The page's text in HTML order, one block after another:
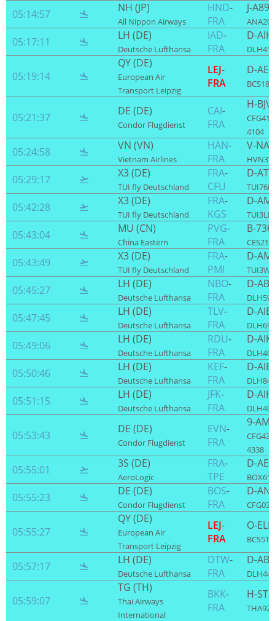
05:14:57  NH (JP)
All Nippon Airways
HND-
FRA
J-
05:17:11  LH (DE)
Deutsche Lufthansa
IAD-
FRA
D-
05:19:14 
QY (DE)
European Air
Transport Leipzig
LEJ-
FRA
D-
05:21:37  DE (DE)
Condor Flugdienst
CAI-
FRA
H-
4104
05:24:58  VN (VN)
Vietnam Airlines
HAN-
FRA
V-
HVN37
05:29:17  X3 (DE)
TUI fly Deutschland
FRA-
CFU
D-
05:42:28  X3 (DE)
TUI fly Deutschland
FRA-
KGS
D-
05:43:04  MU (CN)
China Eastern
PVG-
FRA
B-
05:43:49  X3 (DE)
TUI fly Deutschland
FRA-
PMI
D-
05:45:27  LH (DE)
Deutsche Lufthansa
NBO-
FRA
D-
05:47:45  LH (DE)
Deutsche Lufthansa
TLV-
FRA
D-
05:49:06  LH (DE)
Deutsche Lufthansa
RDU-
FRA
D-
05:50:46  LH (DE)
Deutsche Lufthansa
KEF-
FRA
D-
05:51:15  LH (DE)
Deutsche Lufthansa
JFK-
FRA
D-
05:53:43  DE (DE)
Condor Flugdienst
EVN-
FRA
9-
4338
05:55:01  3S (DE)
AeroLogic
FRA-
TPE
D-
BOX614
05:55:23  DE (DE)
Condor Flugdienst
BOS-
FRA
D-
05:55:27 
QY (DE)
European Air
Transport Leipzig
LEJ-
FRA
O-
05:57:17  LH (DE)
Deutsche Lufthansa
DTW-
FRA
D-
05:59:07 
TG (TH)
Thai Airways
International
BKK-
FRA
H-